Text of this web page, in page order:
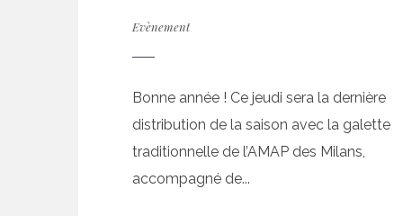
Evènement
Bonne année ! Ce jeudi sera la dernière
distribution de la saison avec la galette
traditionnelle de l’AMAP des Milans,
accompagné de...